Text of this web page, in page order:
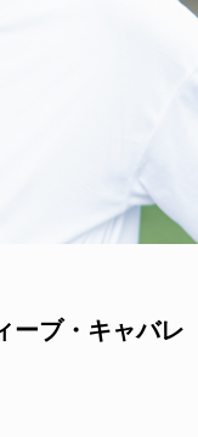
ーブ・キャバレ